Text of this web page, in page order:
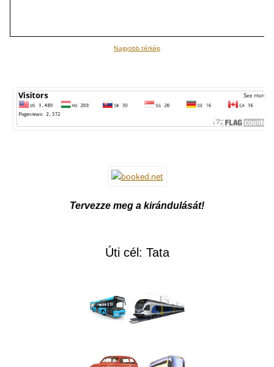
Nagyobb térkép
Tervezze meg a kirándulását!
Úti cél: Tata